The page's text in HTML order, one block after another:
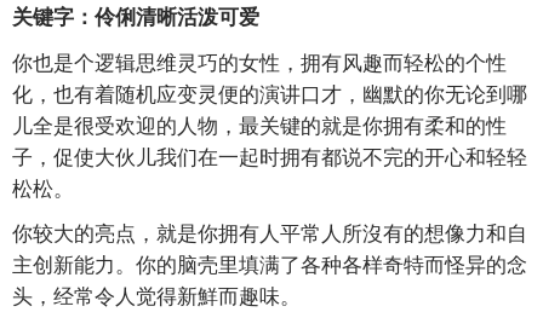
关键字：伶俐清晰活泼可爱
你也是个逻辑思维灵巧的女性，拥有风趣而轻松的个性
化，也有着随机应变灵便的演讲口才，幽默的你无论到哪
儿全是很受欢迎的人物，最关键的就是你拥有柔和的性
子，促使大伙儿我们在一起时拥有都说不完的开心和轻轻
松松。
你较大的亮点，就是你拥有人平常人所沒有的想像力和自
主创新能力。你的脑壳里填满了各种各样奇特而怪异的念
头，经常令人觉得新鮮而趣味。